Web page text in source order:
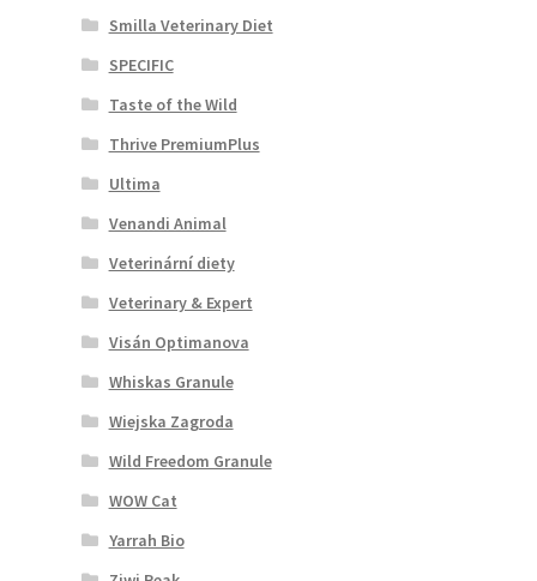
Smilla Veterinary Diet
SPECIFIC
Taste of the Wild
Thrive PremiumPlus
Ultima
Venandi Animal
Veterinární diety
Veterinary & Expert
Visán Optimanova
Whiskas Granule
Wiejska Zagroda
Wild Freedom Granule
WOW Cat
Yarrah Bio